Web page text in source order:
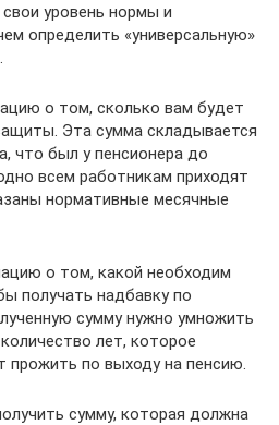
уровень нормы и
определить «универсальную»
о том, сколько вам будет
Эта сумма складывается
что был у пенсионера до
всем работникам приходят
нормативные месячные
о том, какой необходим
получать надбавку по
сумму нужно умножить
лет, которое
прожить по выходу на пенсию.
сумму, которая должна